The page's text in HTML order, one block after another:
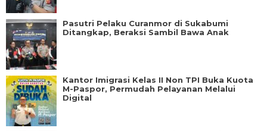
Pasutri Pelaku Curanmor di Sukabumi
Ditangkap, Beraksi Sambil Bawa Anak
Kantor Imigrasi Kelas II Non TPI Buka Kuota
M-Paspor, Permudah Pelayanan Melalui
Digital